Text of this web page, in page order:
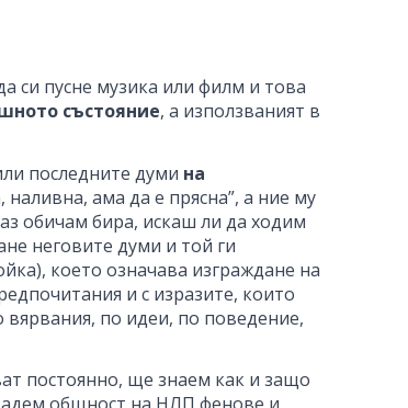
си пусне музика или филм и това
състояние, а използваният в
последните думи на
ама да е прясна”, а ние му
обичам бира, искаш ли да ходим
неговите думи и той ги
което означава изграждане на
и с изразите, които
по идеи, по поведение,
постоянно, ще знаем как и защо